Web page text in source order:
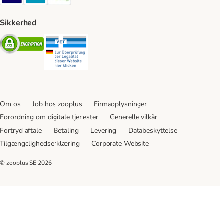
Sikkerhed
Security
Om os Job hos zooplus
Firmaoplysninger
Forordning om digitale tjenester
Generelle vilkår
Fortryd aftale
Betaling Levering
Databeskyttelse
Tilgængelighedserklæring
Corporate Website
© zooplus SE 2026